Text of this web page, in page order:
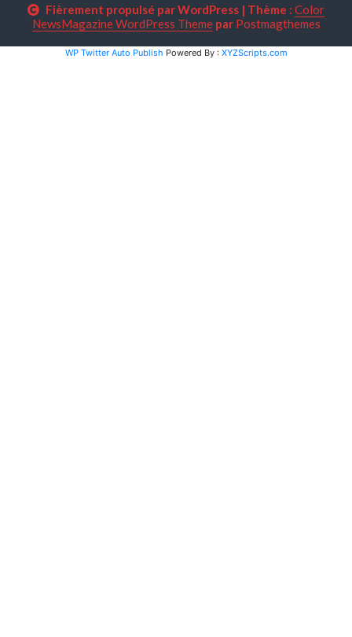
Fièrement propulsé par WordPress | Thème : Color
NewsMagazine WordPress Themepar Postmagthemes
WP Twitter Auto Publish Powered By : XYZScripts.com